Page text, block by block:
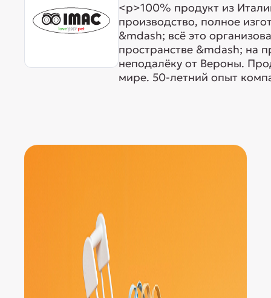
<p>100% продукт из
производство, полное
&mdash; всё это
пространстве &mdash; на
неподалёку от Вероны.
мире. 50-летний опыт